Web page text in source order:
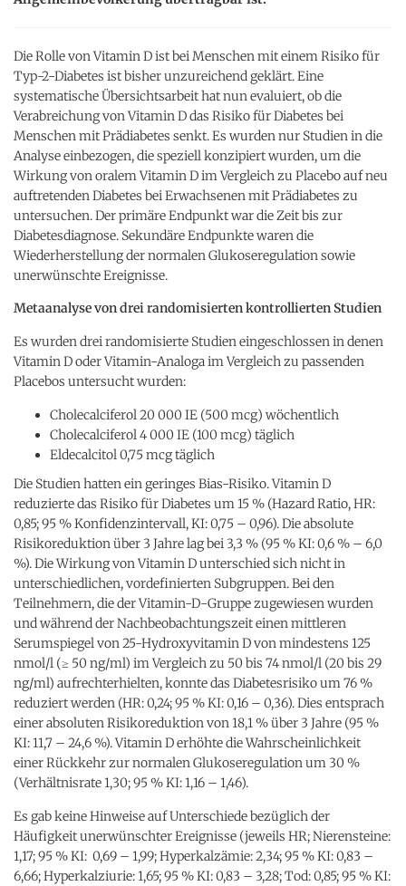
Die Rolle von Vitamin D ist bei Menschen mit einem Risiko für
Typ-2-Diabetes ist bisher unzureichend geklärt. Eine
systematische Übersichtsarbeit hat nun evaluiert, ob die
Verabreichung von Vitamin D das Risiko für Diabetes bei
Menschen mit Prädiabetes senkt. Es wurden nur Studien in die
Analyse einbezogen, die speziell konzipiert wurden, um die
Wirkung von oralem Vitamin D im Vergleich zu Placebo auf neu
auftretenden Diabetes bei Erwachsenen mit Prädiabetes zu
untersuchen. Der primäre Endpunkt war die Zeit bis zur
Diabetesdiagnose. Sekundäre Endpunkte waren die
Wiederherstellung der normalen Glukoseregulation sowie
unerwünschte Ereignisse.
Metaanalyse von drei randomisierten kontrollierten Studien
Es wurden drei randomisierte Studien eingeschlossen in denen
Vitamin D oder Vitamin-Analoga im Vergleich zu passenden
Placebos untersucht wurden:
Cholecalciferol 20 000 IE (500 mcg) wöchentlich
Cholecalciferol 4 000 IE (100 mcg) täglich
Eldecalcitol 0,75 mcg täglich
Die Studien hatten ein geringes Bias-Risiko. Vitamin D
reduzierte das Risiko für Diabetes um 15 % (Hazard Ratio, HR:
0,85; 95 % Konfidenzintervall, KI: 0,75 – 0,96). Die absolute
Risikoreduktion über 3 Jahre lag bei 3,3 % (95 % KI: 0,6 % – 6,0
%). Die Wirkung von Vitamin D unterschied sich nicht in
unterschiedlichen, vordefinierten Subgruppen. Bei den
Teilnehmern, die der Vitamin-D-Gruppe zugewiesen wurden
und während der Nachbeobachtungszeit einen mittleren
Serumspiegel von 25-Hydroxyvitamin D von mindestens 125
nmol/l (≥ 50 ng/ml) im Vergleich zu 50 bis 74 nmol/l (20 bis 29
ng/ml) aufrechterhielten, konnte das Diabetesrisiko um 76 %
reduziert werden (HR: 0,24; 95 % KI: 0,16 – 0,36). Dies entsprach
einer absoluten Risikoreduktion von 18,1 % über 3 Jahre (95 %
KI: 11,7 – 24,6 %). Vitamin D erhöhte die Wahrscheinlichkeit
einer Rückkehr zur normalen Glukoseregulation um 30 %
(Verhältnisrate 1,30; 95 % KI: 1,16 – 1,46).
Es gab keine Hinweise auf Unterschiede bezüglich der
Häufigkeit unerwünschter Ereignisse (jeweils HR; Nierensteine:
1,17; 95 % KI: 0,69 – 1,99; Hyperkalzämie: 2,34; 95 % KI: 0,83 –
6,66; Hyperkalziurie: 1,65; 95 % KI: 0,83 – 3,28; Tod: 0,85; 95 % KI: